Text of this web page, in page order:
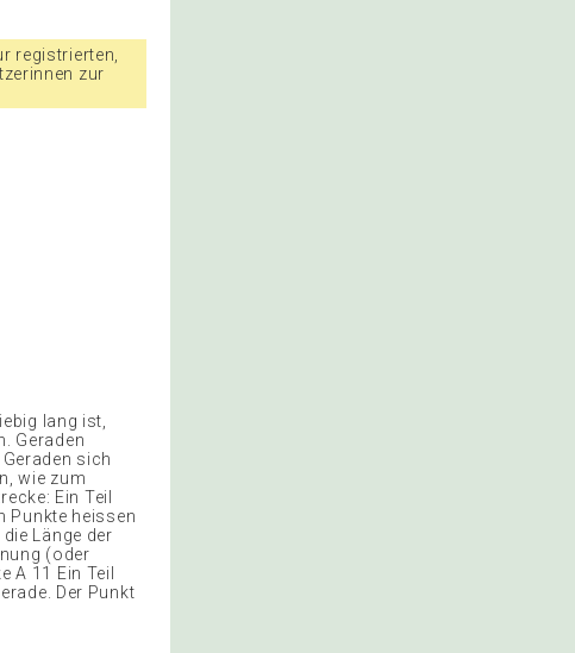
registrierten,
zur
lang ist,
Geraden
sich
wie zum
Ein Teil
Punkte heissen
Länge der
(oder
A 11 Ein Teil
Der Punkt